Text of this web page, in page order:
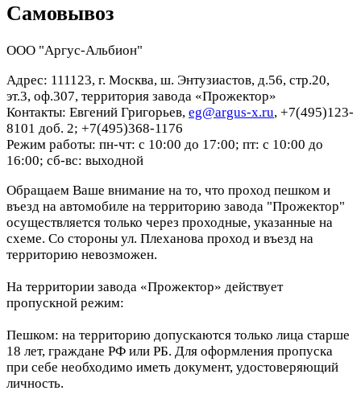
Самовывоз
ООО "Аргус-Альбион"
Адрес: 111123, г. Москва, ш. Энтузиастов, д.56, стр.20,
эт.3, оф.307, территория завода «Прожектор»
Контакты: Евгений Григорьев, eg@argus-x.ru, +7(495)123-
8101 доб. 2; +7(495)368-1176
Режим работы: пн-чт: с 10:00 до 17:00; пт: с 10:00 до
16:00; сб-вс: выходной
Обращаем Ваше внимание на то, что проход пешком и
въезд на автомобиле на территорию завода "Прожектор"
осуществляется только через проходные, указанные на
схеме. Со стороны ул. Плеханова проход и въезд на
территорию невозможен.
На территории завода «Прожектор» действует
пропускной режим:
Пешком: на территорию допускаются только лица старше
18 лет, граждане РФ или РБ. Для оформления пропуска
при себе необходимо иметь документ, удостоверяющий
личность.